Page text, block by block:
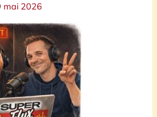
mai 2026